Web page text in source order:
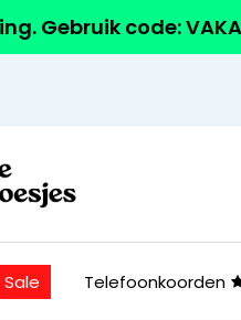
Gebruik code:
Sale Telefoonkoorden